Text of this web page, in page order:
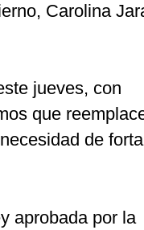
Carolina
jueves, con
que
de
aprobada por la